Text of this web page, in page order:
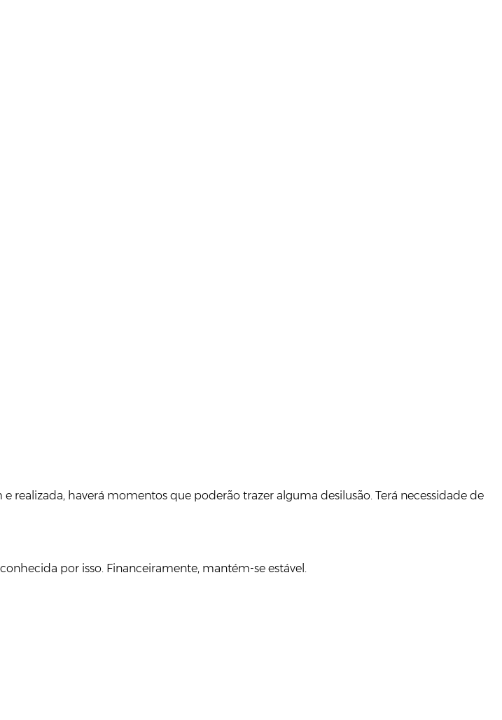
realizada, haverá momentos que poderão trazer alguma desilusão. Terá necessidade de
por isso. Financeiramente, mantém-se estável.